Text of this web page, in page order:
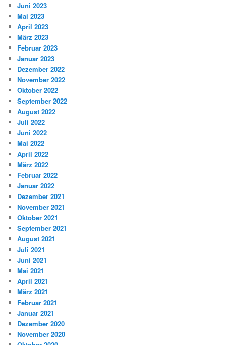
Juni 2023
Mai 2023
April 2023
März 2023
Februar 2023
Januar 2023
Dezember 2022
November 2022
Oktober 2022
September 2022
August 2022
Juli 2022
Juni 2022
Mai 2022
April 2022
März 2022
Februar 2022
Januar 2022
Dezember 2021
November 2021
Oktober 2021
September 2021
August 2021
Juli 2021
Juni 2021
Mai 2021
April 2021
März 2021
Februar 2021
Januar 2021
Dezember 2020
November 2020